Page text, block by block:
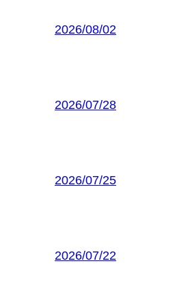
2026/08/02
2026/07/28
2026/07/25
2026/07/22